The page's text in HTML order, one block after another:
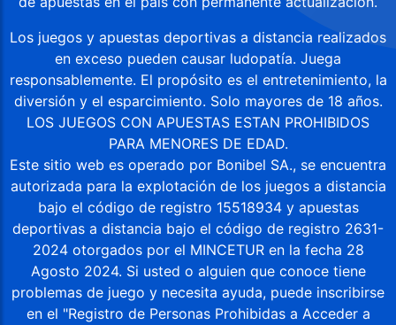
Los juegos y apuestas deportivas a distancia realizados
en exceso pueden causar ludopatía. Juega
responsablemente. El propósito es el entretenimiento, la
diversión y el esparcimiento. Solo mayores de 18 años.
LOS JUEGOS CON APUESTAS ESTAN PROHIBIDOS
PARA MENORES DE EDAD.
Este sitio web es operado por Bonibel SA., se encuentra
autorizada para la explotación de los juegos a distancia
bajo el código de registro 15518934 y apuestas
deportivas a distancia bajo el código de registro 2631-
2024 otorgados por el MINCETUR en la fecha 28
Agosto 2024. Si usted o alguien que conoce tiene
problemas de juego y necesita ayuda, puede inscribirse
en el "Registro de Personas Prohibidas a Acceder a